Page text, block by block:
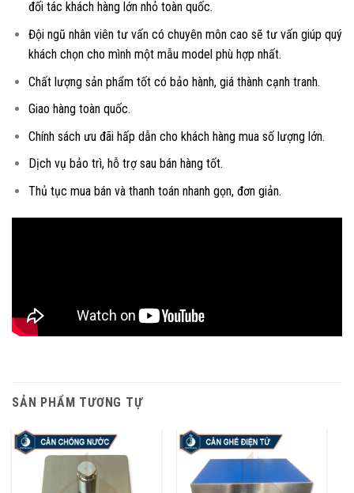
đối tác khách hàng lớn nhỏ toàn quốc.
Đội ngũ nhân viên tư vấn có chuyên môn cao sẽ tư vấn giúp quý
khách chọn cho mình một mẫu model phù hợp nhất.
Chất lượng sản phẩm tốt có bảo hành, giá thành cạnh tranh.
Giao hàng toàn quốc.
Chính sách ưu đãi hấp dẫn cho khách hàng mua số lượng lớn.
Dịch vụ bảo trì, hỗ trợ sau bán hàng tốt.
Thủ tục mua bán và thanh toán nhanh gọn, đơn giản.
SẢN PHẨM TƯƠNG TỰ